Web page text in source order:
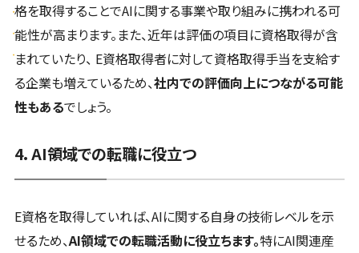
格を取得することでAIに関する事業や取り組みに携われる可
能性が高まります。また、近年は評価の項目に資格取得が含
まれていたり、 E資格取得者に対して資格取得手当を支給す
る企業も増えているため、社内での評価向上につながる可能
性もあるでしょう。
4. AI領域での転職に役立つ
E資格を取得していれば、AIに関する自身の技術レベルを示
せるため、AI領域での転職活動に役立ちます。特にAI関連産